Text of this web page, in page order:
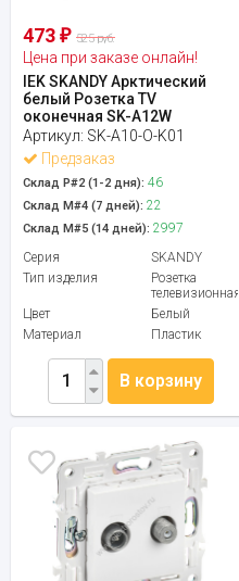
473 ₽ 525 руб.
Цена при заказе онлайн!
IEK SKANDY Арктический
белый Розетка TV
оконечная SK-A12W
Артикул: SK-A10-O-K01
Предзаказ
Склад Р#2 (1-2 дня): 46
Склад М#4 (7 дней): 22
Склад М#5 (14 дней): 2997
Серия
SKANDY
Тип изделия
Розетка
телевизионная
Цвет
Белый
Материал
Пластик
В корзину